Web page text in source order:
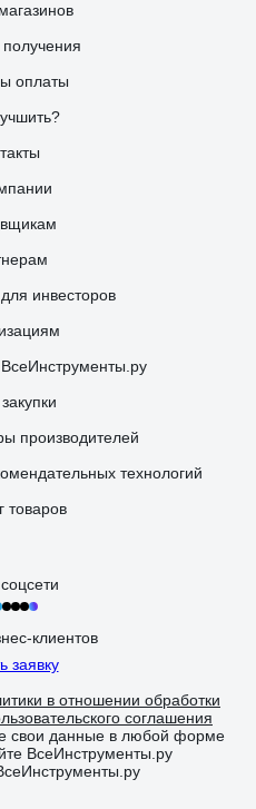
оплаты
инвесторов
производителей
технологий
товаров
клиентов
заявку
в отношении обработки
соглашения
свои данные в любой форме
ВсеИнструменты.ру